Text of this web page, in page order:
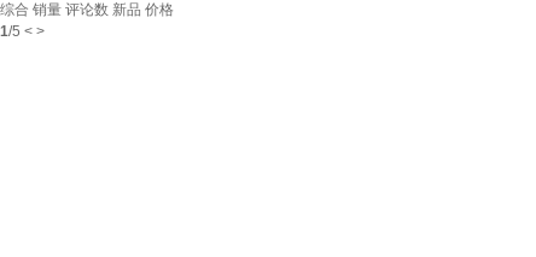
综合 销量 评论数 新品 价格
1/5 < >